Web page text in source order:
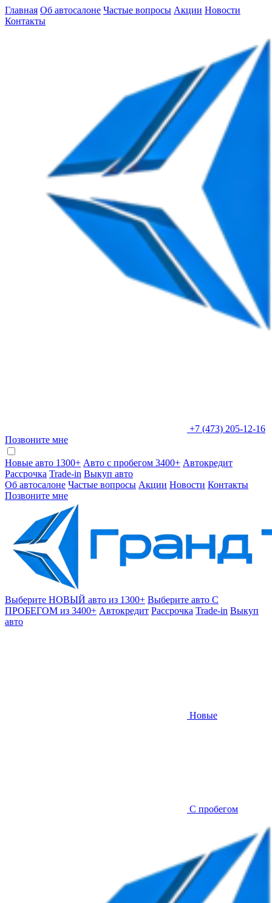
Главная Об автосалоне Частые вопросы Акции Новости
Контакты
+7 (473) 205-12-16
Позвоните мне
Новые авто 1300+ Авто с пробегом 3400+ Автокредит
Рассрочка Trade-in Выкуп авто
Об автосалоне Частые вопросы Акции Новости Контакты
Позвоните мне
Выберите НОВЫЙ авто из 1300+ Выберите авто С
ПРОБЕГОМ из 3400+ Автокредит Рассрочка Trade-in Выкуп
авто
Новые
С пробегом